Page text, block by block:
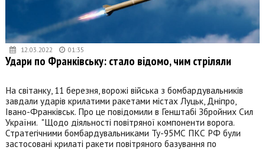
12.03.2022 01:35
Удари по Франківську: стало відомо, чим стріляли
На світанку, 11 березня, ворожі війська з бомбардувальників
завдали ударів крилатими ракетами містах Луцьк, Дніпро,
Івано-Франківськ. Про це повідомили в Генштабі Збройних Сил
України. "Щодо діяльності повітряної компоненти ворога.
Стратегічними бомбардувальниками Ту-95МС ПКС РФ були
застосовані крилаті ракети повітряного базування по